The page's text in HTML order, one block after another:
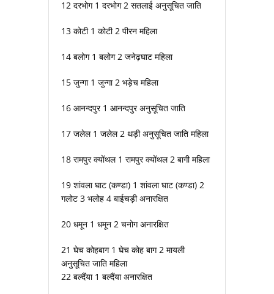
12 दरभोग 1 दरभोग 2 सतलाई अनुसूचित जाति
13 कोटी 1 कोटी 2 पीरन महिला
14 बलोग 1 बलोग 2 जनेढ़घाट महिला
15 जुन्गा 1 जुन्गा 2 भड़ेच महिला
16 आनन्दपुर 1 आनन्दपुर अनुसूचित जाति
17 जलेल 1 जलेल 2 थड़ी अनुसूचित जाति महिला
18 रामपुर क्योंथल 1 रामपुर क्योंथल 2 बागी महिला
19 शांवला घाट (कण्डा) 1 शांवला घाट (कण्डा) 2
गलोट 3 भलोह 4 बाईचड़ी अनारक्षित
20 धमून 1 धमून 2 चनोग अनारक्षित
21 घेच कोहबाग 1 घेच कोह बाग 2 मायली
अनुसूचित जाति महिला
22 बल्दैंया 1 बल्दैंया अनारक्षित